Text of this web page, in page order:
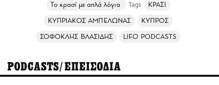
Το κρασί με απλά λόγια
ΚΡΑΣΙ
ΚΥΠΡΙΑΚΟΣ ΑΜΠΕΛΩΝΑΣ
ΚΥΠΡΟΣ
ΣΟΦΟΚΛΗΣ ΒΛΑΣΙΔΗΣ
LIFO PODCASTS
PODCASTS/ΕΠΕΙΣΟΔΙΑ